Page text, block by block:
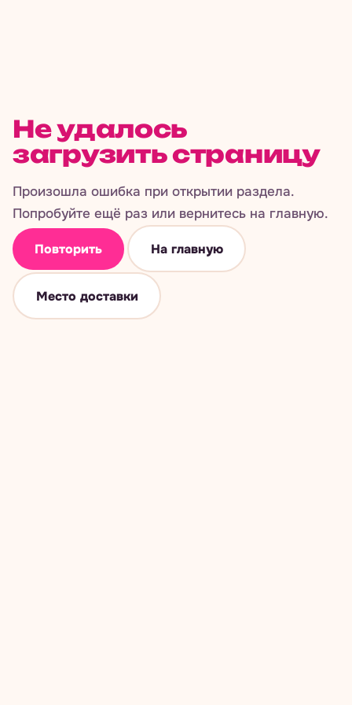
Не удалось
загрузить страницу
Произошла ошибка при открытии раздела.
Попробуйте ещё раз или вернитесь на главную.
Повторить На главную
Место доставки